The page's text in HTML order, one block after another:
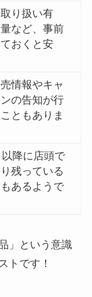
り扱い有
など、事前
おくと安
情報やキャ
の告知が行
ともありま
降に店頭で
残っている
あるようで
」という意識
トです！